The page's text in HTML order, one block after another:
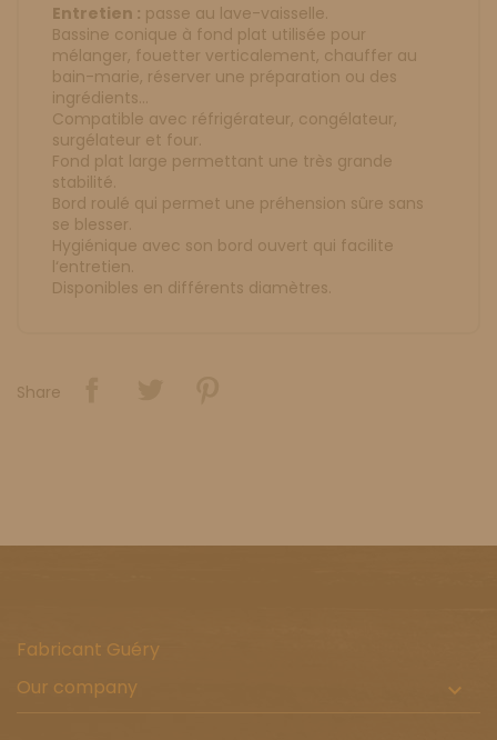
Entretien : passe au lave-vaisselle.
Bassine conique à fond plat utilisée pour
mélanger, fouetter verticalement, chauffer au
bain-marie, réserver une préparation ou des
ingrédients…
Compatible avec réfrigérateur, congélateur,
surgélateur et four.
Fond plat large permettant une très grande
stabilité.
Bord roulé qui permet une préhension sûre sans
se blesser.
Hygiénique avec son bord ouvert qui facilite
l‘entretien.
Disponibles en différents diamètres.
Share
Fabricant Guéry
Our company
